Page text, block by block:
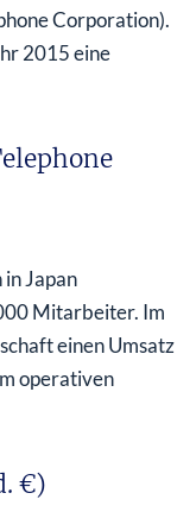
Corporation).
2015 eine
Japan
Mitarbeiter. Im
einen Umsatz
operativen
€)